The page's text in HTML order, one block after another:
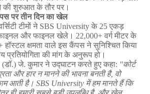
की शुरुआत के तौर पर।
पर तीन दिन का खेल
टीमों ने SBS University के 25 एकड़
और फाइनल खेले। 22,000+ वर्ग मीटर के
हॉस्टल क्षमता वाले इस कैंपस ने सुनिश्चित किया
प्रतियोगिता की मांग के अनुरूप हो।
(डॉ.) जे. कुमार ने उद्घाटन करते हुए कहा: "कोर्ट
और हार न मानने की भावना बनती है, वो
आती है। SBS University में हम मानते हैं कि